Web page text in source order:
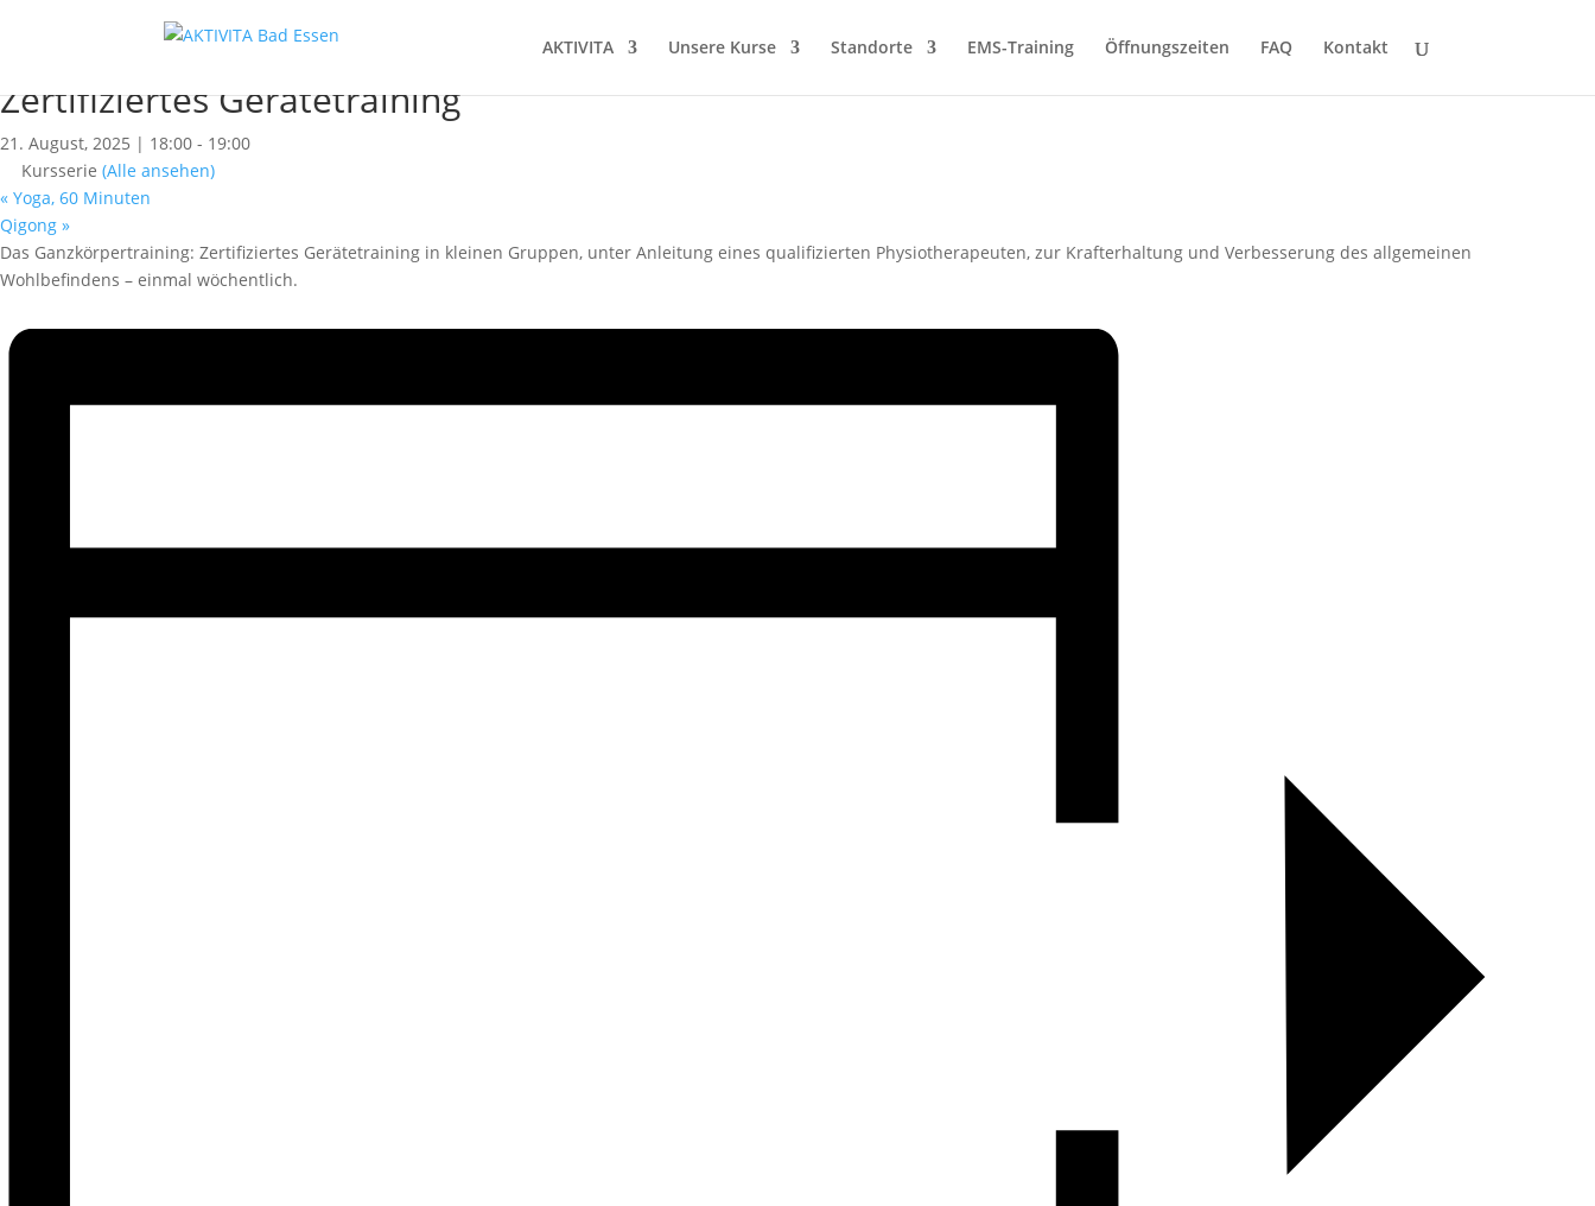
AKTIVITA Unsere Kurse Standorte EMS-Training Öffnungszeiten FAQ Kontakt
Zertifiziertes Gerätetraining
21. August, 2025 | 18:00 - 19:00
Kursserie (Alle ansehen)
« Yoga, 60 Minuten
Qigong »
Das Ganzkörpertraining: Zertifiziertes Gerätetraining in kleinen Gruppen, unter Anleitung eines qualifizierten Physiotherapeuten, zur Krafterhaltung und Verbesserung des allgemeinen
Wohlbefindens – einmal wöchentlich.